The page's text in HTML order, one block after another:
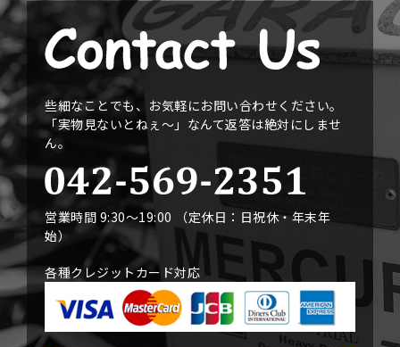
些細なことでも、お気軽にお問い合わせください。
「実物見ないとねぇ〜」なんて返答は絶対にしませ
ん。
営業時間 9:30〜19:00 （定休日：日祝休・年末年
始）
各種クレジットカード対応